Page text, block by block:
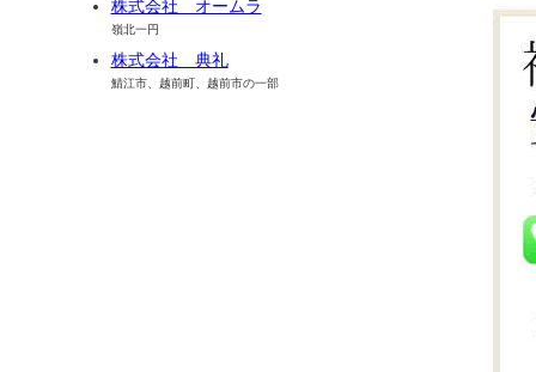
株式会社 オームラ
嶺北一円
株式会社 典礼
鯖江市、越前町、越前市の一部